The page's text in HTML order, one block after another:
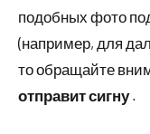
подобных фото
(например, для
то обращайте
отправит сигну.